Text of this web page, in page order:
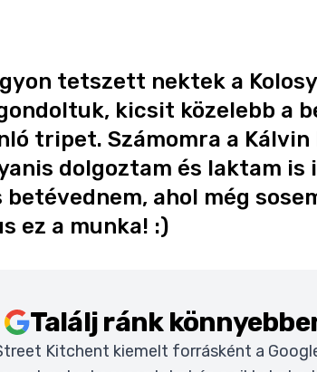
tetszett nektek a
kicsit közelebb a
tripet. Számomra a
dolgoztam és laktam
ahol még
ez a munka! :)
Találj ránk
Kitchent kiemelt forrásként a